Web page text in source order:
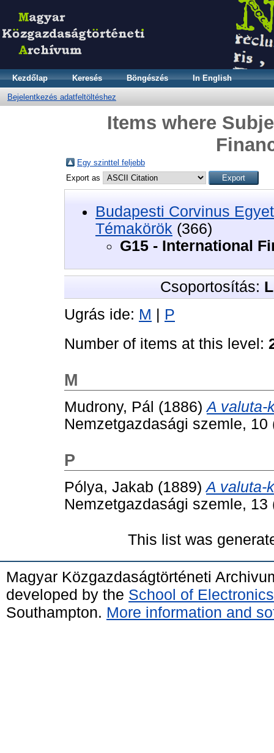
Kezdőlap Keresés Böngészés In English
Bejelentkezés adatfeltöltéshez
Items where
Egy szinttel feljebb
Export as
Budapesti Corvinus
Témakörök (366)
G15 - International
Csoportosítás:
Ugrás ide: M
P
Number of items at this level:
M
Mudrony, Pál (1886)A valuta-
Nemzetgazdasági szemle, 10
P
Pólya, Jakab (1889)A valuta-
Nemzetgazdasági szemle, 13
This list was
Magyar Közgazdaságtörténeti
developed by the School of
Southampton. More information and